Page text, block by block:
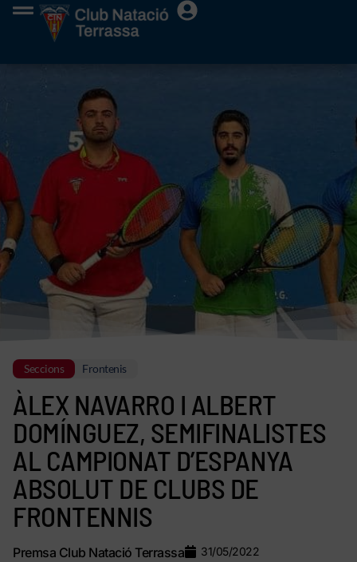
Seccions Frontenis
ÀLEX NAVARRO I ALBERT
DOMÍNGUEZ, SEMIFINALISTES
AL CAMPIONAT D’ESPANYA
ABSOLUT DE CLUBS DE
FRONTENNIS
Premsa Club Natació Terrassa 31/05/2022